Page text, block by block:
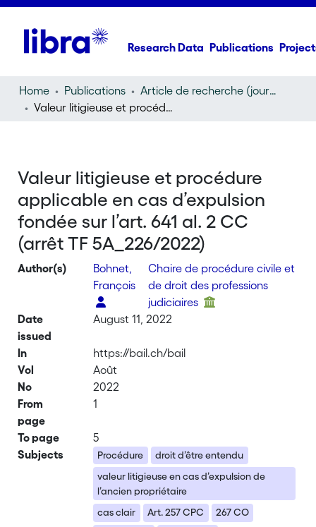
Research Data Publications
Home Publications
Article de recherche (journal article)
Valeur litigieuse et procédure applicable en cas d’expulsion fondée sur l’art. 641 al. 2 CC (arrêt TF 5A_226/2022)
Valeur litigieuse et procédure
applicable en cas d’expulsion
fondée sur l’art. 641 al. 2 CC
(arrêt TF 5A_226/2022)
Author(s)
Bohnet,
François
Chaire de procédure civile et
de droit des professions
judiciaires
Date
issued
August 11, 2022
In
https://bail.ch/bail
Vol
Août
No
2022
From
page
1
To page
5
Subjects
Procédure
droit d’être entendu
valeur litigieuse en cas d’expulsion de
l’ancien propriétaire
cas clair
Art. 257 CPC
267 CO